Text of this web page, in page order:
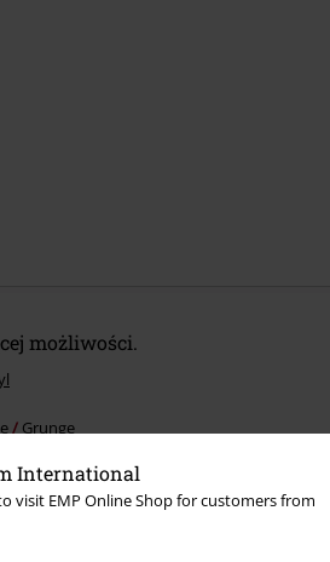
International
visit EMP Online Shop for customers from
możliwości.
Grunge